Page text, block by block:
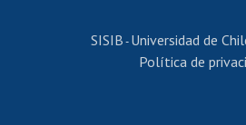
Cursos de
SISIB - Universidad de
Política de